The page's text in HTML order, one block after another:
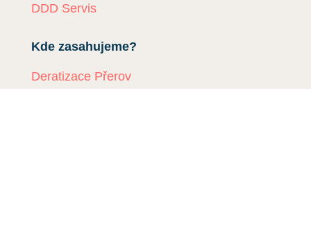
DDD Servis
Kde zasahujeme?
Deratizace Přerov